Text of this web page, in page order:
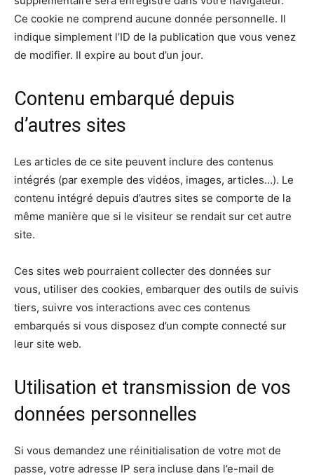
Ce cookie ne comprend aucune donnée personnelle. Il
indique simplement l’ID de la publication que vous venez
de modifier. Il expire au bout d’un jour.
Contenu embarqué depuis
d’autres sites
Les articles de ce site peuvent inclure des contenus
intégrés (par exemple des vidéos, images, articles…). Le
contenu intégré depuis d’autres sites se comporte de la
même manière que si le visiteur se rendait sur cet autre
site.
Ces sites web pourraient collecter des données sur
vous, utiliser des cookies, embarquer des outils de suivis
tiers, suivre vos interactions avec ces contenus
embarqués si vous disposez d’un compte connecté sur
leur site web.
Utilisation et transmission de vos
données personnelles
Si vous demandez une réinitialisation de votre mot de
passe, votre adresse IP sera incluse dans l’e-mail de